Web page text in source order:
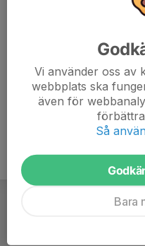
Vi använder oss av
webbplats ska
även för
Så
Bara